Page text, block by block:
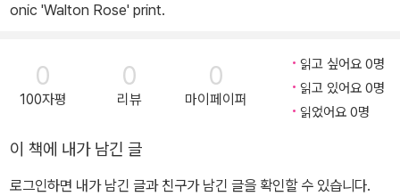
onic 'Walton Rose' print.
0
100자평
0
리뷰
0
마이페이퍼
읽고 싶어요 0명
읽고 있어요 0명
읽었어요 0명
이 책에 내가 남긴 글
로그인하면 내가 남긴 글과 친구가 남긴 글을 확인할 수 있습니다.